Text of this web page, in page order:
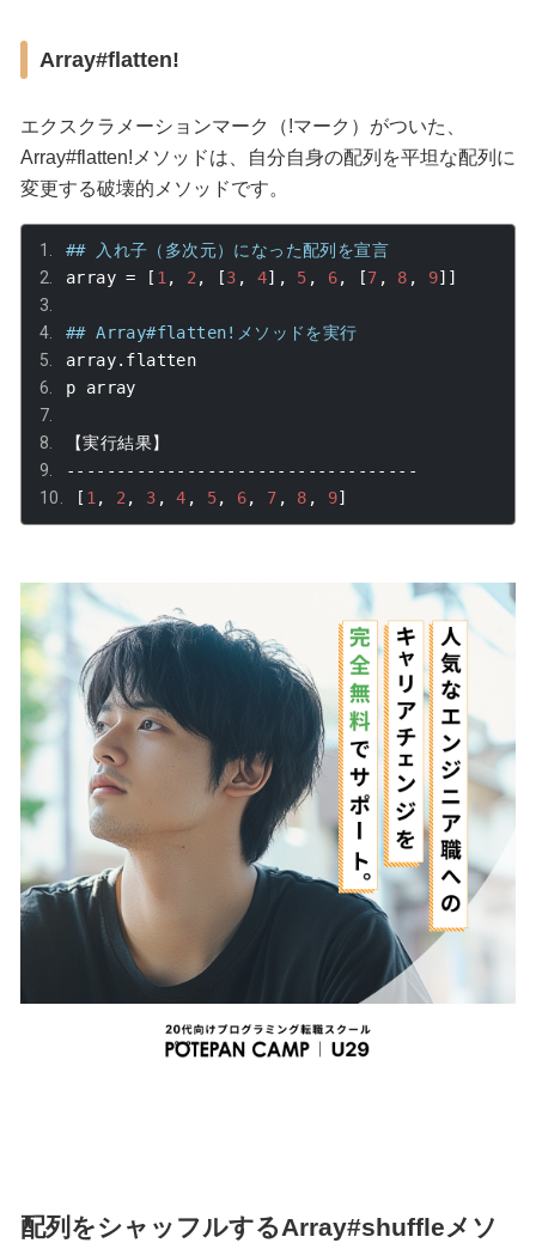
Array#flatten!
エクスクラメーションマーク（!マーク）がついた、
Array#flatten! メソッドは、自分自身の配列を平坦な配列に
変更する破壊的メソッドです。
## 入れ子（多次元）になった配列を宣言
array = [ 1 , 2 , [3 , 4], 5 , 6, [7 , 8 , 9]]
## Array#flatten!メソッドを実行
array. flatten
p array
【実行結果】
-----------------------------------
[ 1 , 2 , 3 , 4 , 5, 6, 7 , 8 , 9]
配列をシャッフルするArray#shuffleメソ